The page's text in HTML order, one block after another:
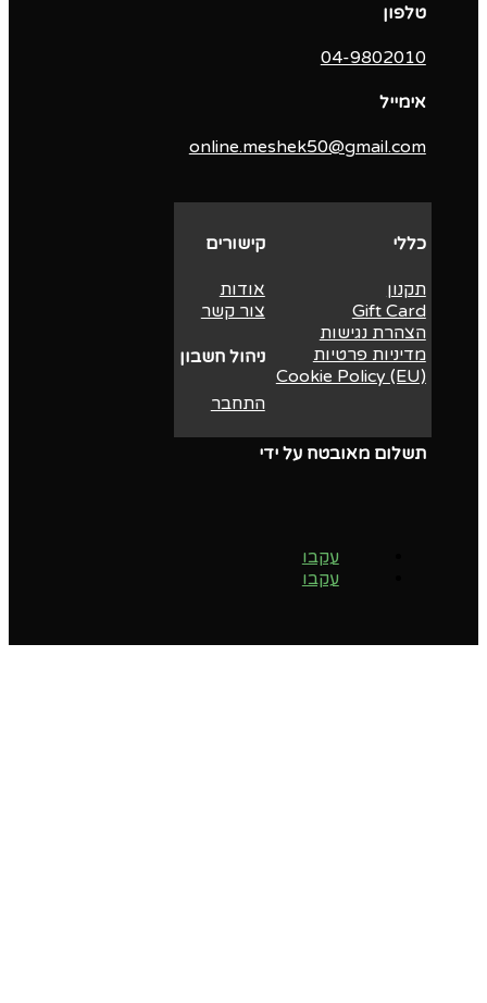
תשלום מאובטח על ידי
עקבו
עקבו
קישורים
אודות
צור קשר
ניהול חשבון
התחבר
כללי
תקנון
Gift Card
הצהרת נגישות
מדיניות פרטיות
Cookie Policy (EU)
טלפון
04-9802010‬
אימייל
online.meshek50@gmail.com